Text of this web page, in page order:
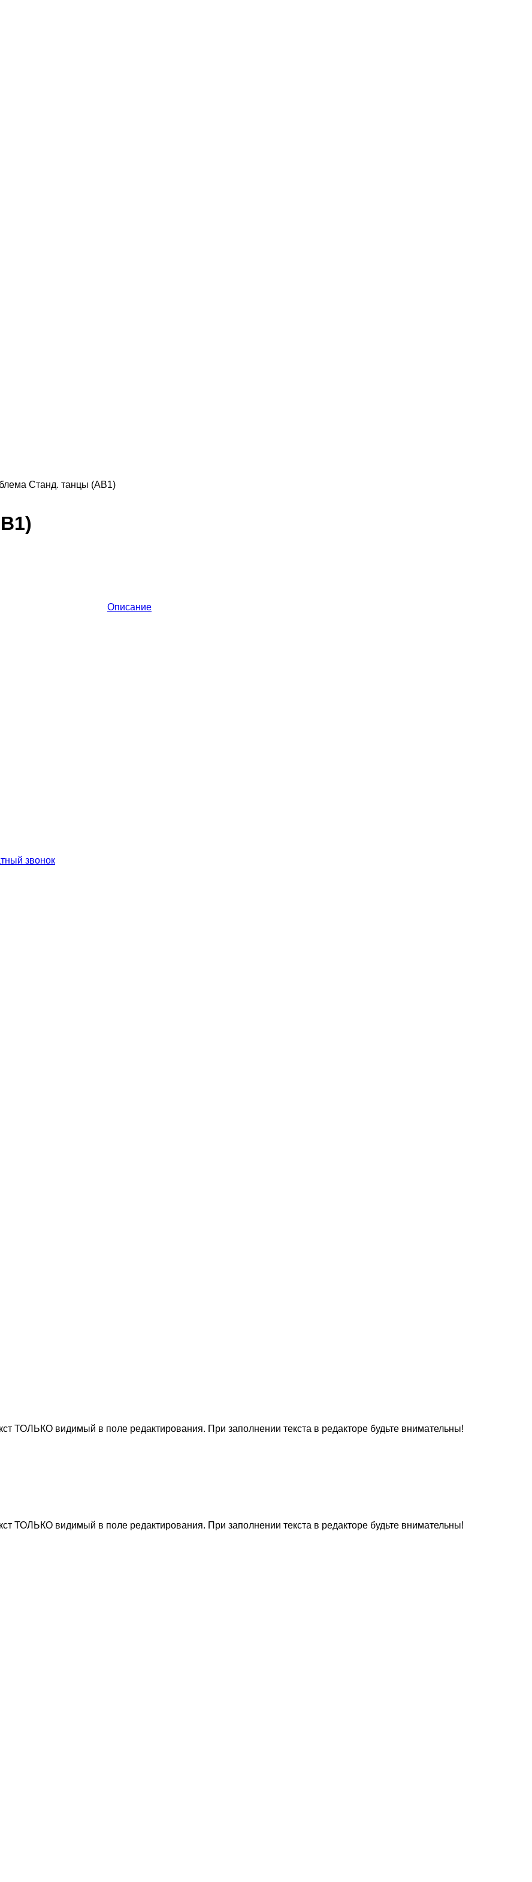
Станд. танцы (AB1)
Описание
звонок
ТОЛЬКО видимый в поле редактирования. При заполнении текста в редакторе будьте внимательны!
ТОЛЬКО видимый в поле редактирования. При заполнении текста в редакторе будьте внимательны!